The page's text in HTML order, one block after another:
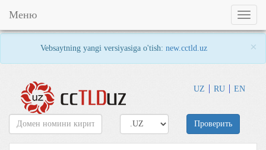
Vebsaytning yangi versiyasiga o'tish: new.cctld.uz ×
UZ RU EN
Toggle
Меню
Проверить